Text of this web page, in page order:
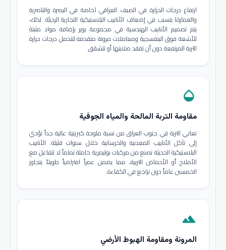
ارتفاع درجات الحرارة في الصيف العراقي (خاصة في البصرة والناصرية
والعمارة) يتسبب في إضعاف الأنابيب البلاستيكية التجارية الرديئة. لذلك،
يتم تصميم الأنابيب الهندسية في مجموعة بوير بإضافة مواد مثبتة
للأشعة فوق البنفسجية ومعاملات مرونة متقدمة لتتحمل درجات حرارة
التربة المرتفعة دون أن تفقد صلابتها أو تتشقق.
opacity
مقاومة التربة المالحة والمياه الجوفية
تعاني التربة في جنوب العراق من نسبة ملوحة كبريتية عالية جداً تؤدي
إلى تآكل الأنابيب المعدنية والخرسانية خلال سنوات قليلة. الأنابيب
البلاستيكية الحديثة تصنع من مركبات بوليمرية خاملة تماماً لا تتفاعل مع
الأملاح أو الأحماض التربية، مما يضمن عمراً افتراضياً طويلاً يتجاوز
الخمسين عاماً دون تراجع في الكفاءة.
terrain
المرونة ومقاومة الهبوط الأرضي